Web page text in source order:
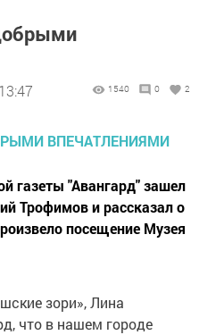
1540 0 2
газеты "Авангард" зашел
Трофимов и рассказал о
посещение Музея
зори», Лина
что в нашем городе